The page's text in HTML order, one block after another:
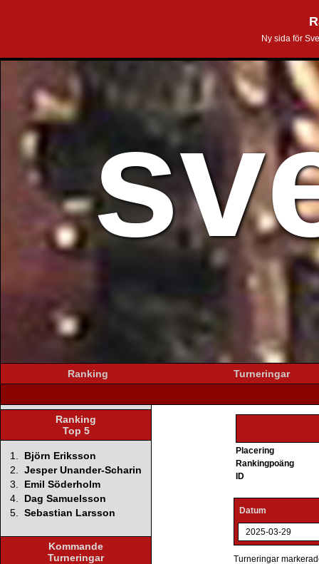
Ny sida för
Ranking Turneringar
Ranking
Top 5
1.
Björn Eriksson
2. Jesper Unander-Scharin
3.
Emil Söderholm
4.
Dag Samuelsson
5. Sebastian Larsson
Kommande
Turneringar
Placering
Rankingpoäng
ID
Datum
2025-03-29
Turneringar